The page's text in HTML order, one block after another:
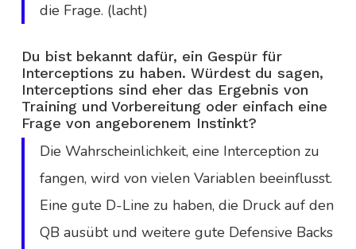
die Frage. (lacht)
Du bist bekannt dafür, ein Gespür für
Interceptions zu haben. Würdest du sagen,
Interceptions sind eher das Ergebnis von
Training und Vorbereitung oder einfach eine
Frage von angeborenem Instinkt?
Die Wahrscheinlichkeit, eine Interception zu
fangen, wird von vielen Variablen beeinflusst.
Eine gute D-Line zu haben, die Druck auf den
QB ausübt und weitere gute Defensive Backs